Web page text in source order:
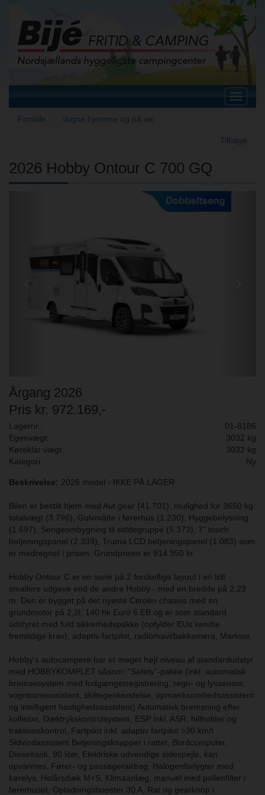
Toggle
Forside
Vogne hjemme og på vej
Tilbage
2026 Hobby Ontour C 700 GQ
Årgang 2026
Pris kr. 972.169,-
Lagernr.:
01-8186
Egenvægt:
3032 kg
Køreklar vægt:
3032 kg
Kategori:
Ny
Beskrivelse: 2026 model - IKKE PÅ LAGER
Bilen er bestilt hjem med Aut.gear (41.701), mulighed for 3650 kg
totalvægt (3.796), Gulvmåtte i førerhus (1.230), Hyggebelysning
(1.697), Sengeombygning til siddegruppe (5.373), 7" touch
betjeningspanel (2.339), Truma LCD betjeningspanel (1.083) som
er medregnet i prisen. Grundprisen er 914.950 kr.
Hobby Ontour C er en serie på 2 forskellige layout i en lidt
smallere udgave end de andre Hobby - med en bredde på 2,23
m. Den er bygget på det nyeste Citroën chassis med en
grundmotor på 2,2l, 140 hk Euro 6 EB og er som standard
udstyret med fuld sikkerhedspakke (opfylder EUs kendte
fremtidige krav), adaptiv fartpilot, radio/navi/bakkamera, Markise.
Hobby's autocampere har et meget højt niveau af standardudstyr
med HOBBYKOMPLET såsom: “Safety”-pakke (inkl. automatisk
bremsesystem med fodgængerregistrering, regn- og lyssensor,
vognbaneassistent, skiltegenkendelse, opmærksomhedsassistent
og intelligent hastighedsassistent) Automatisk bremsning efter
kollision, Dæktrykskontrolsystem, ESP inkl. ASR, hillholder og
traktionskontrol, Fartpilot inkl. adaptiv fartpilot >30 km/t
Sidvindassistent Betjeningsknapper i rattet, Bordcomputer,
Dieseltank, 90 liter, Elektriske udvendige sidespejle, kan
opvarmes, Fører- og passagerairbag, Halogenforlygter med
kørelys, Helårsdæk M+S, Klimaanlæg, manuel med pollenfilter i
førerhuset, Opladningsbooster 30 A, Rat og gearknop i